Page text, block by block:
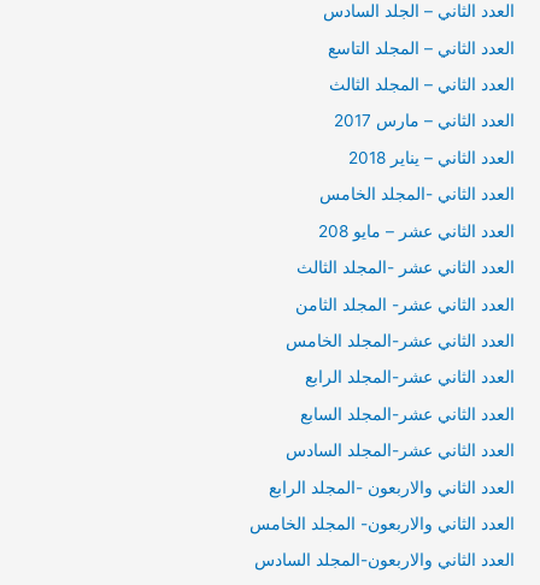
العدد الثاني – الجلد السادس
العدد الثاني – المجلد التاسع
العدد الثاني – المجلد الثالث
العدد الثاني – مارس 2017
العدد الثاني – يناير 2018
العدد الثاني -المجلد الخامس
العدد الثاني عشر – مايو 208
العدد الثاني عشر -المجلد الثالث
العدد الثاني عشر- المجلد الثامن
العدد الثاني عشر-المجلد الخامس
العدد الثاني عشر-المجلد الرابع
العدد الثاني عشر-المجلد السابع
العدد الثاني عشر-المجلد السادس
العدد الثاني والاربعون -المجلد الرابع
العدد الثاني والاربعون- المجلد الخامس
العدد الثاني والاربعون-المجلد السادس